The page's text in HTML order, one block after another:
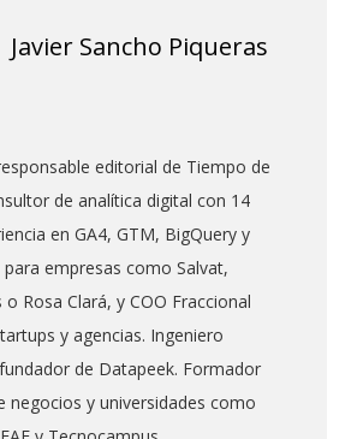
Javier Sancho Piqueras
editorial de Tiempo de
de analítica digital con 14
en GA4, GTM, BigQuery y
empresas como Salvat,
Rosa Clará, y COO Fraccional
y agencias. Ingeniero
de Datapeek. Formador
negocios y universidades como